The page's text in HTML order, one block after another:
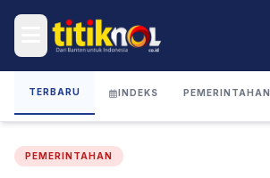
TERBARU INDEKS PEMERINTAHAN
PEMERINTAHAN